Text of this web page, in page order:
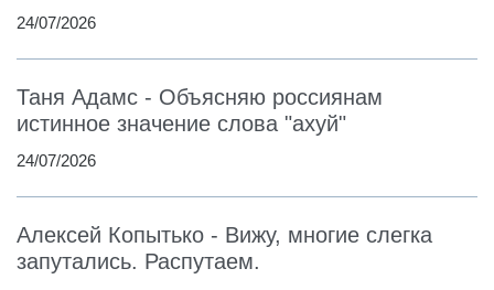
24/07/2026
Таня Адамс - Объясняю россиянам
истинное значение слова "ахуй"
24/07/2026
Алексей Копытько - Вижу, многие слегка
запутались. Распутаем.